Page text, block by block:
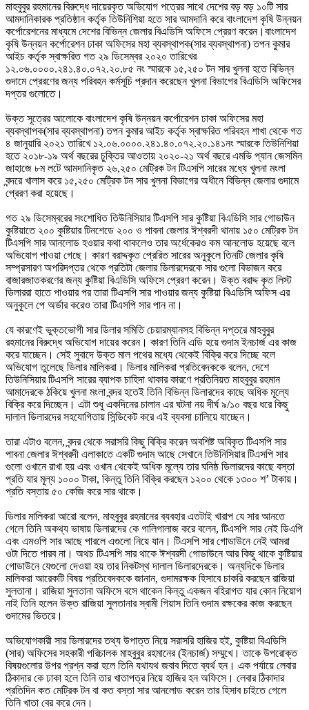
মাহবুবুর রহমানের বিরুদ্ধে দায়েরকৃত অভিযোগ পত্রের সাথে দেশের বড় বড় ১০টি সার
আমদানিকারক প্রতিষ্ঠান কর্তৃক তিউনিশিয়া হতে সার আমদানি করে বাংলাদেশ কৃষি উন্নয়ন
কর্পোরেশনের মাধ্যমে দেশের বিভিন্ন জেলার বিএডিসি অফিসে প্রেরণ করেন।বাংলাদেশ
কৃষি উন্নয়ন কর্পোরেশন ঢাকা অফিসের মহা ব্যবস্থাপক(সার ব্যবস্থাপনা) তপন কুমার
আইচ কর্তৃক স্বাক্ষরিত গত ২৯ ডিসেম্বর ২০২০ তারিখের
১২.০৬.০০০০.২৪১.৪০.০৭২.২০.৮৫ নং স্মারকে ১৫,২৫০ টন সার খুলনা হতে বিভিন্ন
গুদামে প্রেরণের জন্য পরিবহন কর্মসূচি প্রদান করেছেন খুলনা বিভাগের বিএডিসি অফিসের
দপ্তর গুলোতে।
উক্ত সূত্রের আলোকে বাংলাদেশ কৃষি উন্নয়ন কর্পোরেশন ঢাকা অফিসের মহা
ব্যবস্থাপক(সার ব্যবস্থাপনা) তপন কুমার আইচ কর্তৃক স্বাক্ষরিত পরিবহন শাখা থেকে গত
৪ জানুয়ারি ২০২১ তারিখে ১২.০৬.০০০০.২৪১.৪০.০৭২.২০.১৪১নং স্মারকে তিউনিশিয়া
হতে ২০১৮-১৯ অর্থ বছরের চুক্তির আওতায় ২০২০-২১ অর্থ বছরে এমভি প্যান জেসমিন
জাহাজে ৮ম লটে আমদানিকৃত ২৬,২৫০ মেট্রিক টন টিএসপি সারের মধ্যে খুলনা মংলা
বন্দরে খালাস করে ১৫,২৫০ মেট্রিক টন সার খুলনা বিভাগের অধীনে বিভিন্ন জেলার গুদামে
প্রেরণ করা হয়েছে।
গত ২৯ ডিসেম্বরের সংশোধিত তিউনিসিয়ার টিএসপি সার কুষ্টিয়া বিএডিসি সার গোডাউন
কুষ্টিয়াতে ২০০ কুষ্টিয়ার টিনশেডে ২০০ ও পাবনা জেলার ঈশ্বরদী থানায় ১৫০ মেট্রিক টন
টিএসপি সার আনলোড হওয়ার কথা থাকলেও তার অর্ধেকেরও কম আনলোড হয়েছে বলে
অভিযোগ পাওয়া গেছে। কারণ বরাদ্দকৃত প্রেরিত সারের অনুকূলে তিনটি জেলার কৃষি
সম্প্রসারণ অপরিদপ্তর থেকে প্রতিটা জেলার ডিলারদেরকে সার গুলো বিভাজন করে
বাজারজাতকরণের জন্য কুষ্টিয়া বিএডিসি অফিসে প্রেরণ করেন। উক্ত বরাদ্দ কৃত লিস্ট
ডিলাররা হাতে পাওয়ার পর তারা টিএসপি সার পাওয়ার জন্য কুষ্টিয়া বিএডিসি অফিস এর
অনুকূলে পে অর্ডার করেও তারা টিএসপি সার পান না।
যে কারণেই ভুক্তভোগী সার ডিলার সমিতি চেয়ারম্যানসহ বিভিন্ন দপ্তরে মাহবুবুর
রহমানের বিরুদ্ধে অভিযোগ দায়ের করেন। কারণ তিনি এডি হয়ে গুদাম ইনচার্জ এর কাজ
করে যাচ্ছেন। সেই সুবাদে উক্ত মাল পথের মধ্যে থেকেই বিক্রি করে দিচ্ছে বলে
অভিযোগ তুলেছে ডিলার মালিকরা। ডিলার মালিকরা প্রতিবেদককে বলেন, দেশে
তিউনিসিয়ার টিএসপি সারের ব্যাপক চাহিদা থাকার কারণে প্রতিনিয়ত মাহবুবুর রহমান
আমাদেরকে ঠকিয়ে খুলনা মংলা বন্দর হতেই তিনি বিভিন্ন ডিলারদের কাছে অধিক মূল্যে
বিক্রি করে দিচ্ছেন। এটা শুধু একদিনের চালান এর ঘটনা নয় দীর্ঘ ৯/১০ বছর ধরে কিছু
দালাল ডিলারদের সহযোগিতায় সিন্ডিকেট করে এই ব্যবসা চালিয়ে যাচ্ছেন।
তারা এটাও বলেন, বন্দর থেকে সরাসরি কিছু বিক্রি করেন অবশিষ্ট অবিকৃত টিএসপি সার
পাবনা জেলার ঈশ্বরদী এলাকাতে একটি গুদাম আছে সেখানে তিউনিসিয়ার টিএসপি সার
গুলো ওখানে রাখা হয় এবং ওখান থেকেই অধিক মূল্যে তার ঘনিষ্ঠ ডিলারদের কাছে বস্তা
প্রতি যার মূল্য ১০০০ টাকা, কিন্তু তিনি বিক্রি করছেন ১২০০ থেকে ১৩০০ শ’ টাকায়।
প্রতি বস্তায় ৫০ কেজি করে সার থাকে।
ডিলার মালিকরা আরো বলেন, মাহবুবুর রহমানের ব্যবহার এতটাই খারাপ যে সার আনতে
গেলে তিনি অকথ্য ভাষায় ডিলারদের কে গালিগালাজ করে বলেন, টিএসপি সার নেই ডিএপি
এবং এমওপি সার আছে পারলে এগুলো নিয়ে যান। টিএসপি সার গোডাউনে নেই আমরা
ওটা দিতে পারব না। অথচ টিএসপি সার থাকে ঈশ্বরদী গোডাউনে আর কিছু থাকে কুষ্টিয়ার
গোডাউনে যেগুলো দেওয়া হয় তার নিকটস্থ দালাল ডিলারদেরকে। অন্যদিকে ডিলার
মালিকরা আরেকটি বিষয় প্রতিবেদককে জানান, গুদামরক্ষক হিসাবে চাকরি করছেন রাজিয়া
সুলতানা। রাজিয়া সুলতানা অফিসে বসে থাকেন কিন্তু একজন বহিরাগত যার কোন নিয়োগ
নাই তিনি হলেন উক্ত রাজিয়া সুলতানার স্বামী গিয়াস তিনি গুদাম রক্ষকের কাজ করছেন
গুদামের ভিতরে।
অভিযোগকারী সার ডিলারদের তথ্য উপাত্ত নিয়ে সরাসরি হাজির হই, কুষ্টিয়া বিএডিসি
(সার) অফিসের সহকারী পরিচালক মাহবুবুর রহমানের (ইনচার্জ) সম্মুখে। তাকে উপরোক্ত
বিষয়গুলোর উপর প্রশ্ন করা হলে তিনি যথাযথ জবাব দিতে ব্যর্থ হন। এক পর্যায়ে লেবার
ঠিকাদার কে ঢাকা হলে তিনি তার খাতাপত্র নিয়ে হাজির হন অফিসে। লেবার ঠিকাদার
প্রতিদিন কত মেট্রিক টন বা কত বস্তা সার আনলোড করেন তার হিসাব চাইতে গেলে
তিনি খাতা বের করে দেন।